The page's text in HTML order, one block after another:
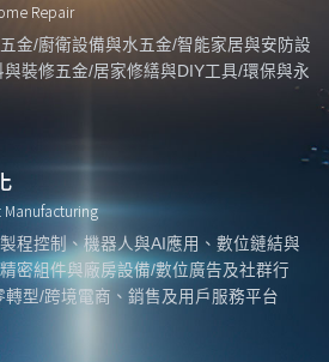
Repair
金/廚衛設備與水五金/智能家居與安防設
裝修五金/居家修繕與DIY工具/環保與永
Manufacturing
程控制、機器人與AI應用、數位鏈結與
密組件與廠房設備/數位廣告及社群行
轉型/跨境電商、銷售及用戶服務平台